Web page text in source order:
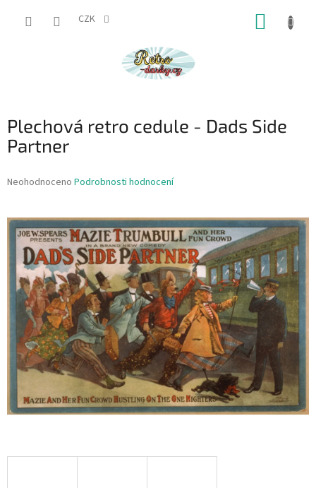
CZK
Plechová retro cedule - Dads Side
Partner
Průměrné
je
0,0
hvězdiček.
Neohodnoceno Podrobnosti hodnocení